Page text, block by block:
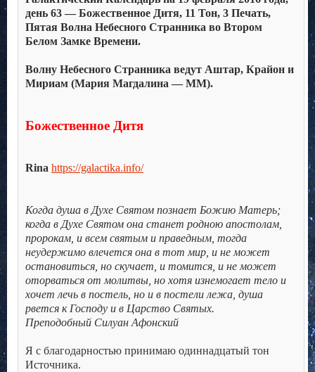
день 63 — Божественное Дитя, 11 Тон, 3 Печать,
Пятая Волна Небесного Странника во Втором
Белом Замке Времени.
Волну Небесного Странника ведут Аштар, Крайон и
Мириам (Мария Магдалина — ММ).
Божественное Дитя
Rina https://galactika.info/
Когда душа в Духе Святом познает Божию Матерь;
когда в Духе Святом она станет родною апостолам,
пророкам, и всем святым и праведным, тогда
неудержимо влечется она в тот мир, и не может
остановиться, но скучает, и томится, и не может
оторваться от молитвы, но хотя изнемогает тело и
хочет лечь в постель, но и в постели лежа, душа
рвется к Господу и в Царство Святых.
Преподобный Силуан Афонский
Я с благодарностью принимаю одиннадцатый тон
Источника.